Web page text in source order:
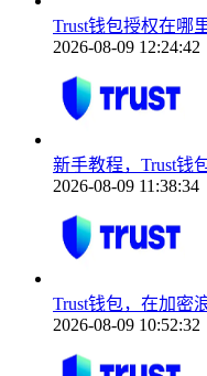
Trust钱包授权在哪
2026-08-09 12:24:42
新手教程，Trust钱
2026-08-09 11:38:34
Trust钱包，在加密
2026-08-09 10:52:32